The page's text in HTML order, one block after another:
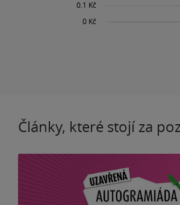
Články, které stojí za